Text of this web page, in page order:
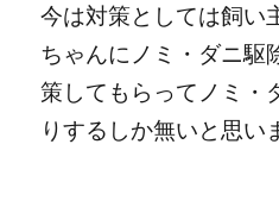
今は対策としては飼い
ちゃんにノミ・ダニ駆
策してもらってノミ・
りするしか無いと思い